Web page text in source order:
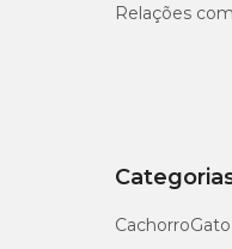
15 kg a 20
Relações
CachorroGato